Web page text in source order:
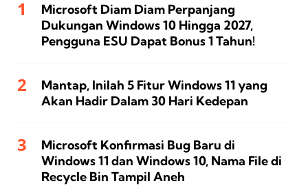
Microsoft Diam Diam Perpanjang
Dukungan Windows 10 Hingga 2027,
Pengguna ESU Dapat Bonus 1 Tahun!
Mantap, Inilah 5 Fitur Windows 11 yang
Akan Hadir Dalam 30 Hari Kedepan
Microsoft Konfirmasi Bug Baru di
Windows 11 dan Windows 10, Nama File di
Recycle Bin Tampil Aneh